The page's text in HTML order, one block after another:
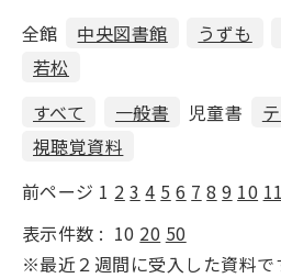
全館 中央図書館 うずも
若松
すべて
一般書 児童書
視聴覚資料
前ページ 1 2 3 4 5 6 7 8 9 10
表示件数 : 10 20 50
※最近２週間に受入した資料で